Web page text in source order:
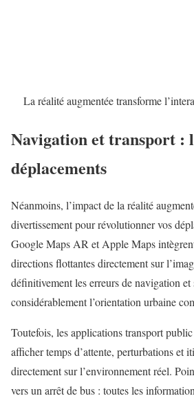
La réalité augmentée transforme
Navigation et transport :
déplacements
Néanmoins, l’impact de la réalité
divertissement pour révolutionner vos
Google Maps ARet Apple Maps
directions flottantes directement sur
définitivement les erreurs de navigation
considérablement l’orientation urbaine
Toutefois, les applications transport
afficher temps d’attente, perturbations et
directement sur l’environnement réel.
vers un arrêt de bus : toutes les